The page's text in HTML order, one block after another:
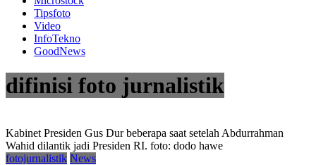
Tipsfoto
Video
InfoTekno
GoodNews
difinisi foto jurnalistik
Kabinet Presiden Gus Dur beberapa saat setelah Abdurrahman
Wahid dilantik jadi Presiden RI. foto: dodo hawe
fotojurnalistik News